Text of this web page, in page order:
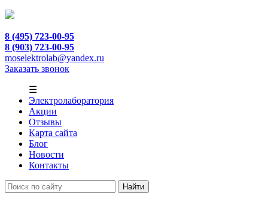
8 (495) 723-00-95
8 (903) 723-00-95
moselektrolab@yandex.ru
Заказать звонок
☰
Электролаборатория
Акции
Отзывы
Карта сайта
Блог
Новости
Контакты